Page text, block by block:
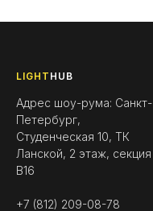
LIGHT HUB
Адрес шоу-рума: Санкт-
Петербург,
Студенческая 10, ТК
Ланской, 2 этаж, секция
B16
+7 (812) 209-08-78